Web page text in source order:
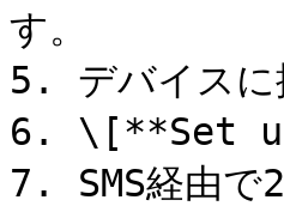
す。
5. デバイスに
6. \[**Set
7. SMS経由で